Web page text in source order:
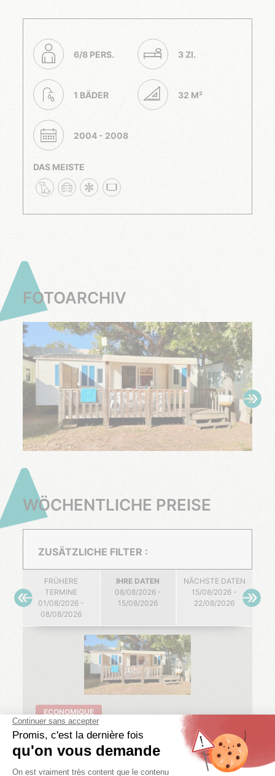
6/8 PERS. 3 ZI.
1 BÄDER 32 M²
2004 - 2008
DAS MEISTE
FOTOARCHIV
WÖCHENTLICHE PREISE
FRÜHERE
TERMINE
01/08/2026 -
08/08/2026
IHRE DATEN
08/08/2026 -
15/08/2026
NÄCHSTE DATEN
15/08/2026 -
22/08/2026
ECONOMIQUE
TEXAS ECO
3 zi.
1 bäder 32 m²
ZUSÄTZLICHE FILTER :